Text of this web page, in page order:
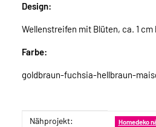
Design:
Wellenstreifen mit Blüten, ca. 1 cm
Farbe:
goldbraun-fuchsia-hellbraun-
Produkteigenschaft
Wert
Nähprojekt: Homedeko